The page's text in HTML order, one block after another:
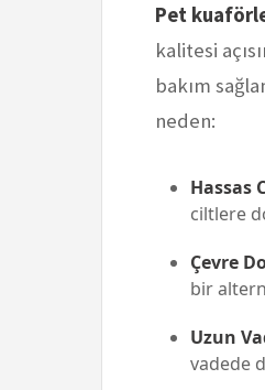
Pet
kalitesi
bakım
neden:
Hassas
ciltlere
Çevre
bir
Uzun
vadede